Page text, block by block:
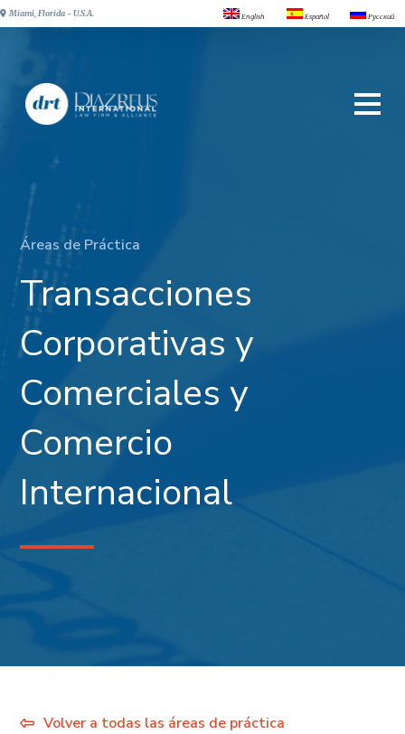
Miami, Florida - U.S.A. English Español Русский
Áreas de Práctica
Transacciones
Corporativas y
Comerciales y
Comercio
Internacional
Volver a todas las áreas de práctica